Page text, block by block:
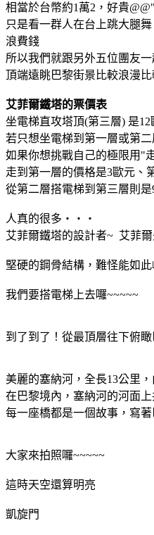
相當於台幣約1萬2，好貴@@"
只是看一群人在台上跳大腿
浪費錢
所以我們就跟另外五位團友
頂端遠眺巴黎街景比較浪漫
艾菲爾鐵塔的票價表
坐電梯直攻塔頂(第三層) 是12
若只想坐電梯到第一層或第
如果你想挑戰自己的極限用"
走到第一層的價格是3歐元、
從第二層搭電梯到第三層則是
人真的很多‧‧‧
艾菲爾鐵塔的設計者~ 艾菲
堅硬的鋼骨結構，難怪能如
我們要搭電梯上去囉~~~~~
到了到了！從最頂層往下俯
美麗的塞納河，全長13公里
在巴黎境內，塞納河的河面
每一座橋都是一個故事，寫
大家來拍照囉~~~~~
這時天空還算明亮
凱旋門